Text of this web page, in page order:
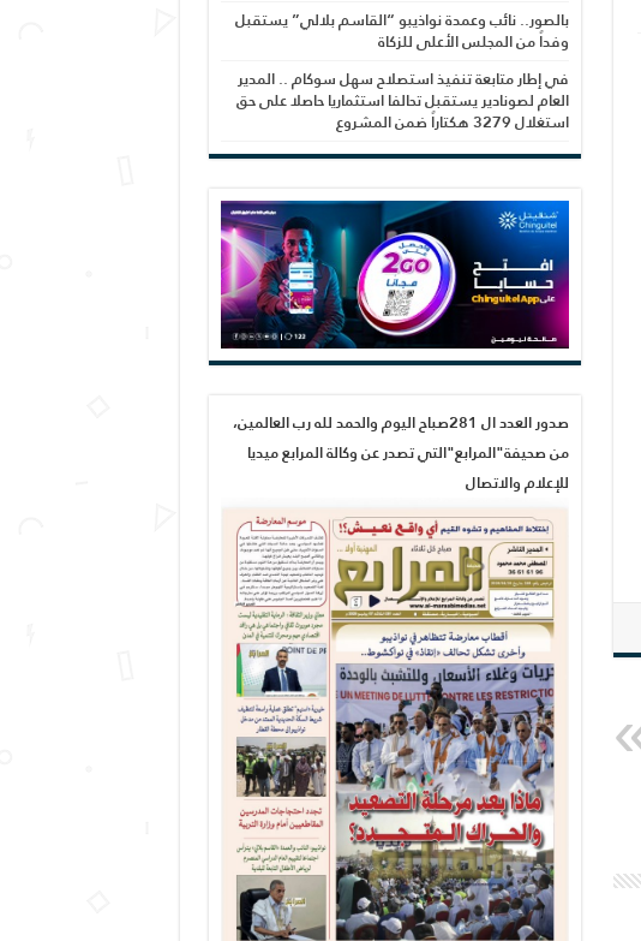
بالصور.. نائب وعمدة نواذيبو “القاسم بلالي” يستقبل
وفداً من المجلس الأعلى للزكاة
في إطار متابعة تنفيذ استصلاح سهل سوكام .. المدير
العام لصونادير يستقبل تحالفا استثماريا حاصلا على حق
استغلال 3279 هكتاراً ضمن المشروع
صدور العدد ال 281صباح اليوم والحمد لله رب العالمين،
من صحيفة"المرابع"التي تصدر عن وكالة المرابع ميديا
للإعلام والاتصال